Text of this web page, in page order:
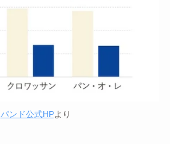
パンド公式HPより